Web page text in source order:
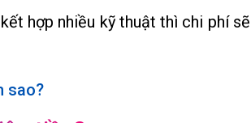
hợp nhiều kỹ thuật thì chi phí sẽ
sao?